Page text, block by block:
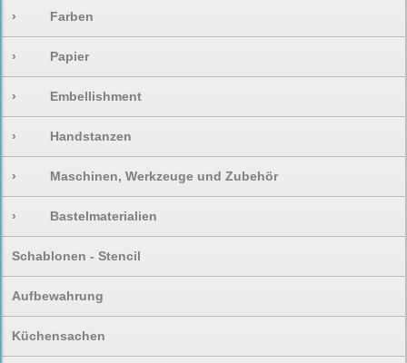
› Farben
› Papier
› Embellishment
› Handstanzen
› Maschinen, Werkzeuge und Zubehör
› Bastelmaterialien
Schablonen - Stencil
Aufbewahrung
Küchensachen